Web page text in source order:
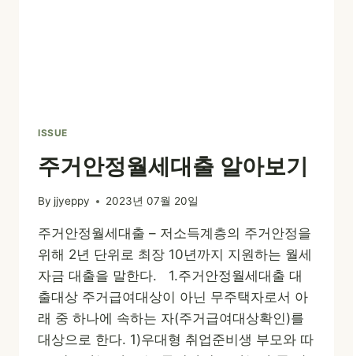
ISSUE
주거안정월세대출 알아보기
By jjyeppy 2023년 07월 20일
주거안정월세대출 – 저소득계층의 주거안정을
위해 2년 단위로 최장 10년까지 지원하는 월세
자금 대출을 말한다. 1.주거안정월세대출 대
출대상 주거급여대상이 아닌 무주택자로서 아
래 중 하나에 속하는 자(주거급여대상확인)를
대상으로 한다. 1)우대형 취업준비생 부모와 따